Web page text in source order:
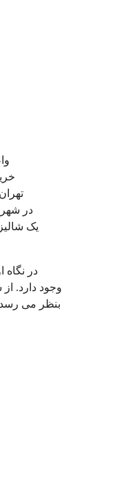
در
یک
در نگاه
وجود دارد.
بنظر می